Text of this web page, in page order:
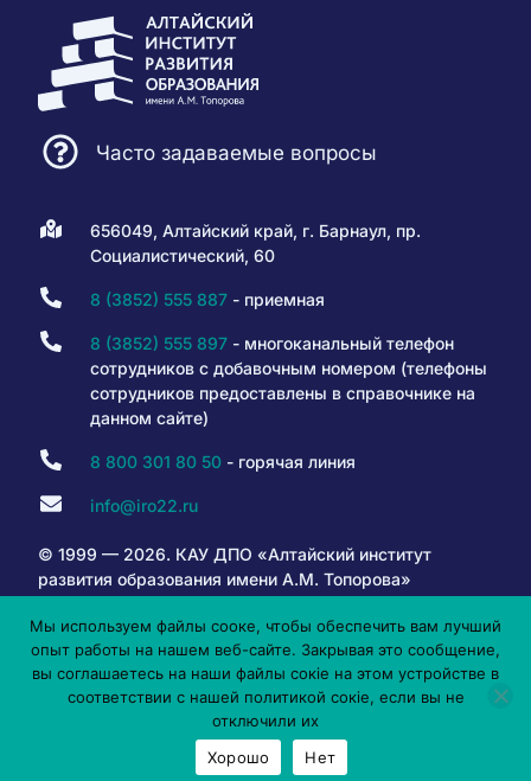
Часто задаваемые вопросы
656049, Алтайский край, г. Барнаул, пр.
Социалистический, 60
8 (3852) 555 887- приемная
8 (3852) 555 897- многоканальный телефон
сотрудников с добавочным номером (телефоны
сотрудников предоставлены в справочнике на
данном сайте)
8 800 301 80 50- горячая линия
info@iro22.ru
© 1999 — 2026. КАУ ДПО «Алтайский институт
развития образования имени А.М. Топорова»
6+
Мы используем файлы сооке, чтобы обеспечить вам лучший
опыт работы на нашем веб-сайте. Закрывая это сообщение,
вы соглашаетесь на наши файлы сокіе на этом устройстве в
соответствии с нашей политикой сокіе, если вы не
отключили их
Хорошо
Нет